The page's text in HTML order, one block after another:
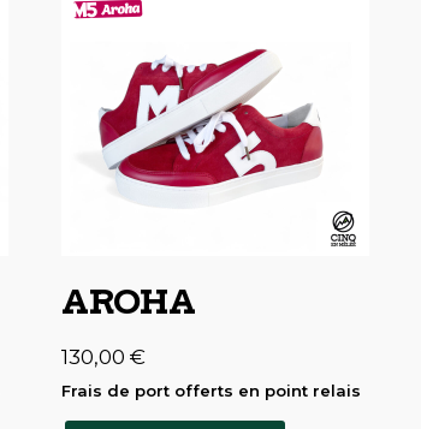
AROHA
130,00 €
Frais de port offerts en point relais